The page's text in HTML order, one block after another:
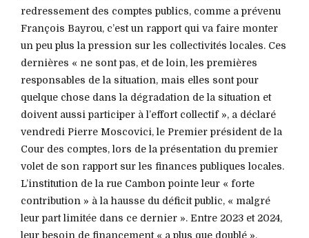
redressement des comptes publics, comme a prévenu
François Bayrou, c’est un rapport qui va faire monter
un peu plus la pression sur les collectivités locales. Ces
dernières « ne sont pas, et de loin, les premières
responsables de la situation, mais elles sont pour
quelque chose dans la dégradation de la situation et
doivent aussi participer à l’effort collectif », a déclaré
vendredi Pierre Moscovici, le Premier président de la
Cour des comptes, lors de la présentation du premier
volet de son rapport sur les finances publiques locales.
L’institution de la rue Cambon pointe leur « forte
contribution » à la hausse du déficit public, « malgré
leur part limitée dans ce dernier ». Entre 2023 et 2024,
leur besoin de financement « a plus que doublé »,